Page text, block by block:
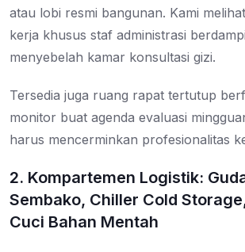
atau lobi resmi bangunan. Kami
kerja khusus staf administrasi
menyebelah kamar konsultasi gizi.
Tersedia juga ruang rapat tertutup
monitor buat agenda evaluasi
harus mencerminkan profesionalitas
2. Kompartemen Logistik:
Sembako, Chiller Cold
Cuci Bahan Mentah